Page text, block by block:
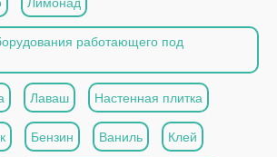
работающего под
Лаваш Настенная плитка
Бензин Ваниль Клей